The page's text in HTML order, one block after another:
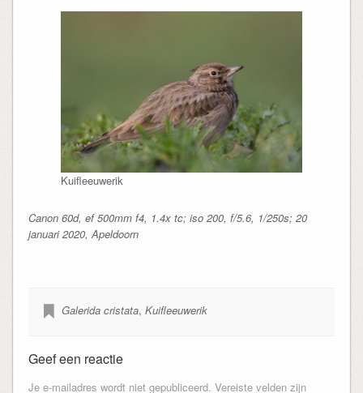
Kuifleeuwerik
Canon 60d, ef 500mm f4, 1.4x tc; iso 200, f/5.6, 1/250s; 20
januari 2020, Apeldoorn
Galerida cristata, Kuifleeuwerik
Geef een reactie
Je e-mailadres wordt niet gepubliceerd. Vereiste velden zijn